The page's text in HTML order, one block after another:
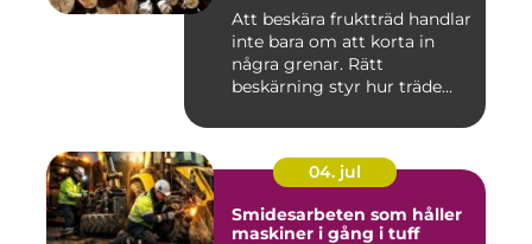
Att beskära fruktträd handlar
inte bara om att korta in
några grenar. Rätt
beskärning styr hur träde...
04. jul
Smidesarbeten som håller
maskiner i gång i tuff